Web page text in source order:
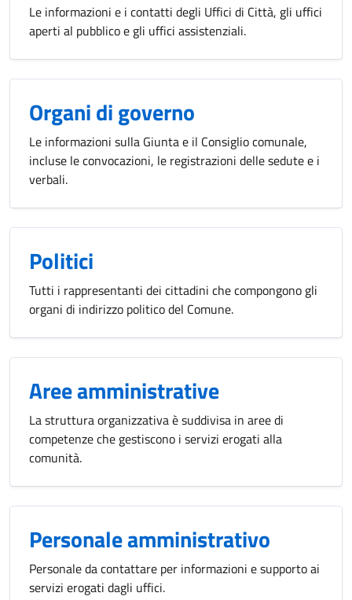
Le informazioni e i contatti degli Uffici di Città, gli uffici
aperti al pubblico e gli uffici assistenziali.
Organi di governo
Le informazioni sulla Giunta e il Consiglio comunale,
incluse le convocazioni, le registrazioni delle sedute e i
verbali.
Politici
Tutti i rappresentanti dei cittadini che compongono gli
organi di indirizzo politico del Comune.
Aree amministrative
La struttura organizzativa è suddivisa in aree di
competenze che gestiscono i servizi erogati alla
comunità.
Personale amministrativo
Personale da contattare per informazioni e supporto ai
servizi erogati dagli uffici.